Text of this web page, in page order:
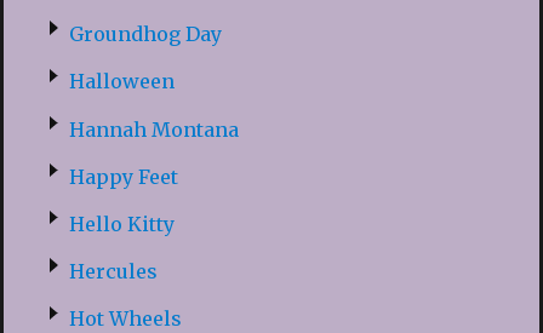
Groundhog Day
Halloween
Hannah Montana
Happy Feet
Hello Kitty
Hercules
Hot Wheels